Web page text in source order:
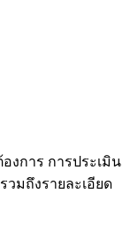
การ การประเมิน
มถึงรายละเอียด